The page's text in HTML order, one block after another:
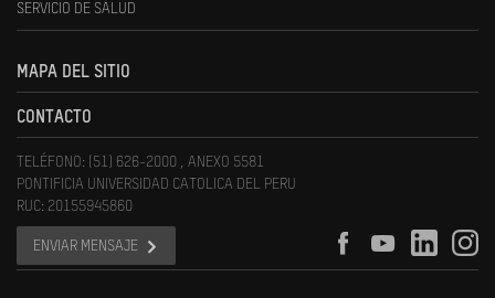
SERVICIO DE SALUD
MAPA DEL SITIO
CONTACTO
TELÉFONO: (51) 626-2000 , ANEXO 5581
PONTIFICIA UNIVERSIDAD CATOLICA DEL PERU
RUC: 20155945860
ENVIAR MENSAJE